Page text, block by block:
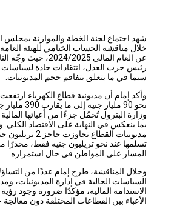
شهد اجتماع لجنة الخطة والموازنة بمجلس النواب
خلال مناقشة الحساب الختامي للهيئة العامة
عن العام المالي 2024/2025، حيث وجّه
رئيس حزب العدل، انتقادات حادة لسياسات وزارة
سيما في ما يتعلق بتفاقم حجم المديونيات.
وأكد إمام أن مديونية قطاع الكهرباء ارتفعت
نحو 90 مليار جنيه إلى ما يقارب
وزارة البترول تُحمّل جزءًا من أعبائها المالية على
بما ينعكس في النهاية على الاقتصاد الكلي. وأضاف
مديونيات القطاع تجاوزت حاجز 2
تسلمها عند نحو تريليون جنيه فقط، محذرًا من
المسار على المواطن في حال استمراره.
وخلال المناقشة، طرح إمام عددًا من التساؤلات
السياسات الحالية في إدارة المديونيات، ومدى
الاستدامة المالية، مؤكدًا ضرورة وجود رؤية
الأعباء بين القطاعات المختلفة دون معالجة جذرية